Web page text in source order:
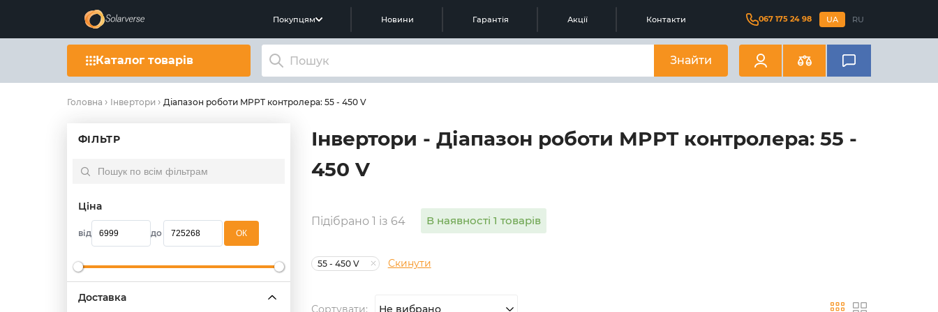
Покупцям Новини Гарантія Акції Контакти 067 175 24 98 UA RU
Каталог товарів Знайти
Головна Інвертори Діапазон роботи MPPT контролера: 55 - 450 V
ФІЛЬТР
Ціна
від до OК
Доставка
Інвертори - Діапазон роботи MPPT контролера: 55 -
450 V
Підібрано 1 із 64 В наявності 1 товарів
55 - 450 V Скинути
Сортувати: Не вибрано